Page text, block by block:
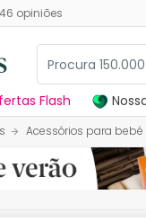
opiniões
Flash
Acessórios para bebé